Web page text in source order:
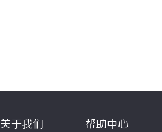
关于我们 帮助中心